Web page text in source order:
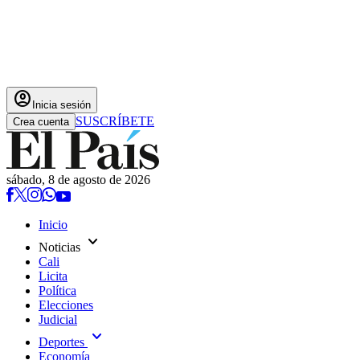
account_circle Inicia sesión
Crea cuenta SUSCRÍBETE
sábado, 8 de agosto de 2026
Inicio
Noticias expand_more
Cali
Licita
Política
Elecciones
Judicial
Deportes expand_more
Economía